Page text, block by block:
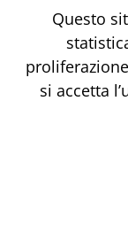
Via
Questo
si accetta